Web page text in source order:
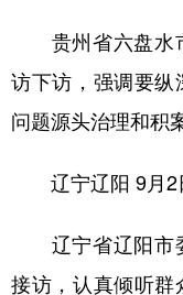
贵州省六盘水市
访下访，强调要纵
问题源头治理和积
辽宁辽阳 9月2
辽宁省辽阳市委
接访，认真倾听群